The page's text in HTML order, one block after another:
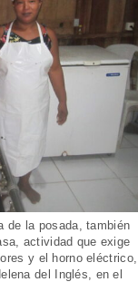
de la posada, también
actividad que exige
y el horno eléctrico,
del Inglés, en el